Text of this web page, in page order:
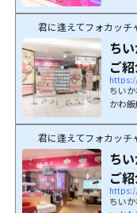
君に逢えてフォカッチ
ち
ご
ちい
かわ
君に逢えてフォカッチ
ち
ご
ちい